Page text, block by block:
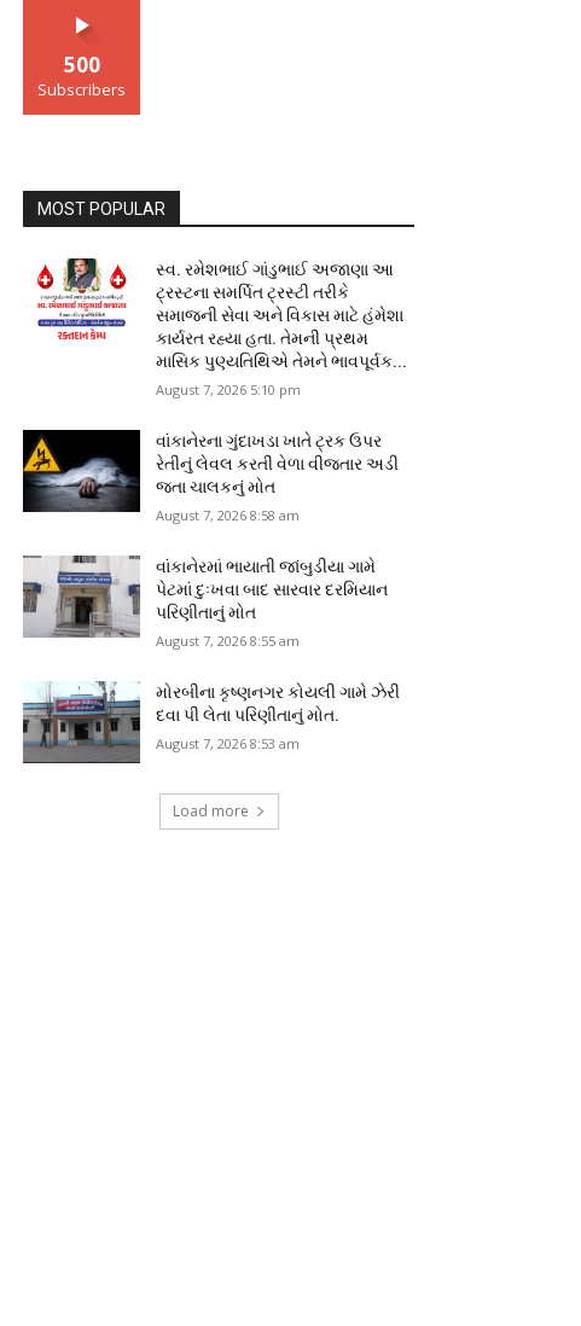
500
Subscribers
MOST POPULAR
સ્વ. રમેશભાઈ ગાંડુભાઈ અજાણા આ
ટ્રસ્ટના સમર્પિત ટ્રસ્ટી તરીકે
સમાજની સેવા અને વિકાસ માટે હંમેશા
કાર્યરત રહ્યા હતા. તેમની પ્રથમ
માસિક પુણ્યતિથિએ તેમને ભાવપૂર્વક...
August 7, 2026 5:10 pm
વાંકાનેરના ગુંદાખડા ખાતે ટ્રક ઉપર
રેતીનું લેવલ કરતી વેળા વીજતાર અડી
જતા ચાલકનું મોત
August 7, 2026 8:58 am
વાંકાનેરમાં ભાયાતી જાંબુડીયા ગામે
પેટમાં દુઃખવા બાદ સારવાર દરમિયાન
પરિણીતાનું મોત
August 7, 2026 8:55 am
મોરબીના કૃષ્ણનગર કોયલી ગામે ઝેરી
દવા પી લેતા પરિણીતાનું મોત.
August 7, 2026 8:53 am
Load more